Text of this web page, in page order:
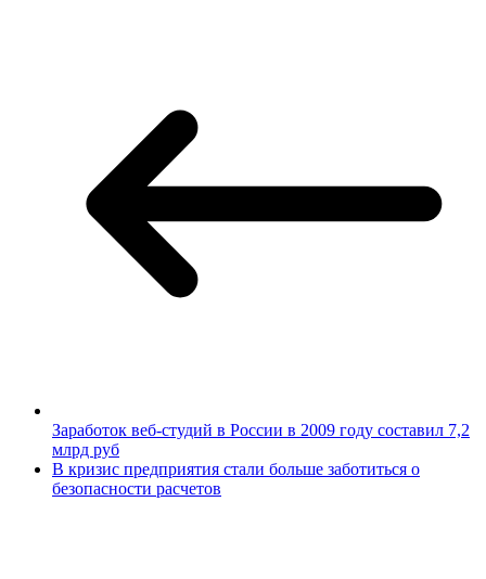
Заработок веб-студий в России в 2009 году составил 7,2
млрд руб
В кризис предприятия стали больше заботиться о
безопасности расчетов